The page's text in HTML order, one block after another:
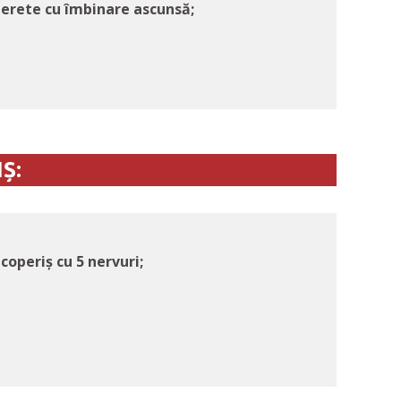
cu îmbinare ascunsă;
cu 5 nervuri;